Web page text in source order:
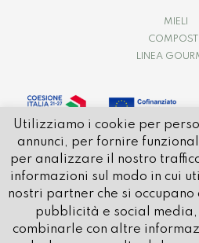
MIELI
LINEA
© 2021 APICOLTURA CASENTINESE |
Utilizziamo i cookie per
annunci, per fornire
per analizzare il nostro
informazioni sul modo in cui
nostri partner che si
pubblicità e social
combinarle con altre